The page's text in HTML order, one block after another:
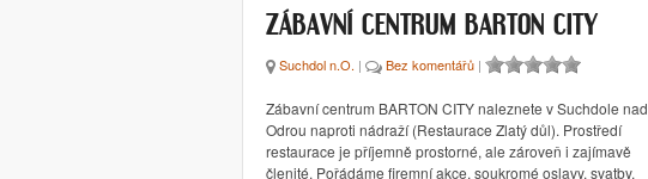
ZÁBAVNÍ CENTRUM BARTON CITY
Suchdol n.O. | Bez komentářů |
Zábavní centrum BARTON CITY naleznete v Suchdole nad
Odrou naproti nádraží (Restaurace Zlatý důl). Prostředí
restaurace je příjemně prostorné, ale zároveň i zajímavě
členité. Pořádáme firemní akce, soukromé oslavy, svatby,